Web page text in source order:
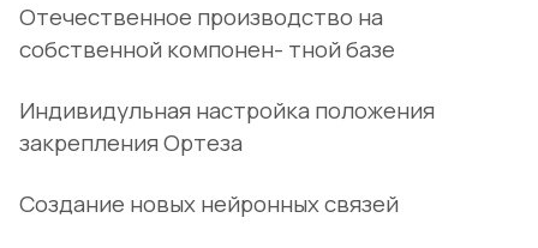
Отечественное производство на
собственной компонен- тной базе
Индивидульная настройка положения
закрепления Ортеза
Создание новых нейронных связей